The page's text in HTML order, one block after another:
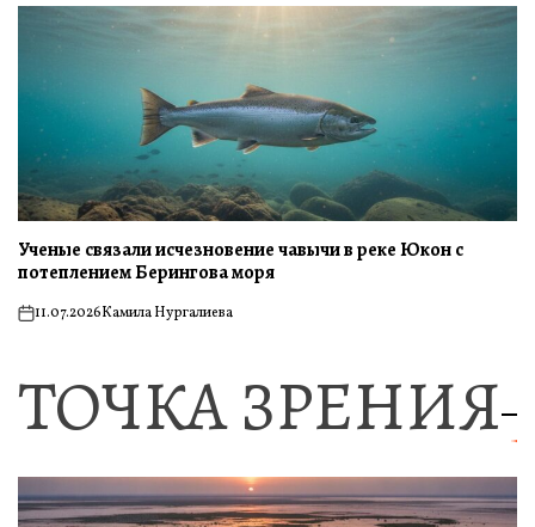
Ученые связали исчезновение чавычи в реке Юкон с
потеплением Берингова моря
on11.07.2026Камила Нургалиева
ТОЧКА ЗРЕНИЯ